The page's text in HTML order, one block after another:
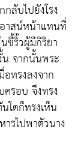
ลับไปยังโรง
าสน์หน้าแทนที่
ขี้ริ้วผู้มีกิริยา
จากนั้นพระ
ทรงลงจาก
รอบ จึงทรง
ใดก็ทรงเห็น
รไปพาตัวนาง